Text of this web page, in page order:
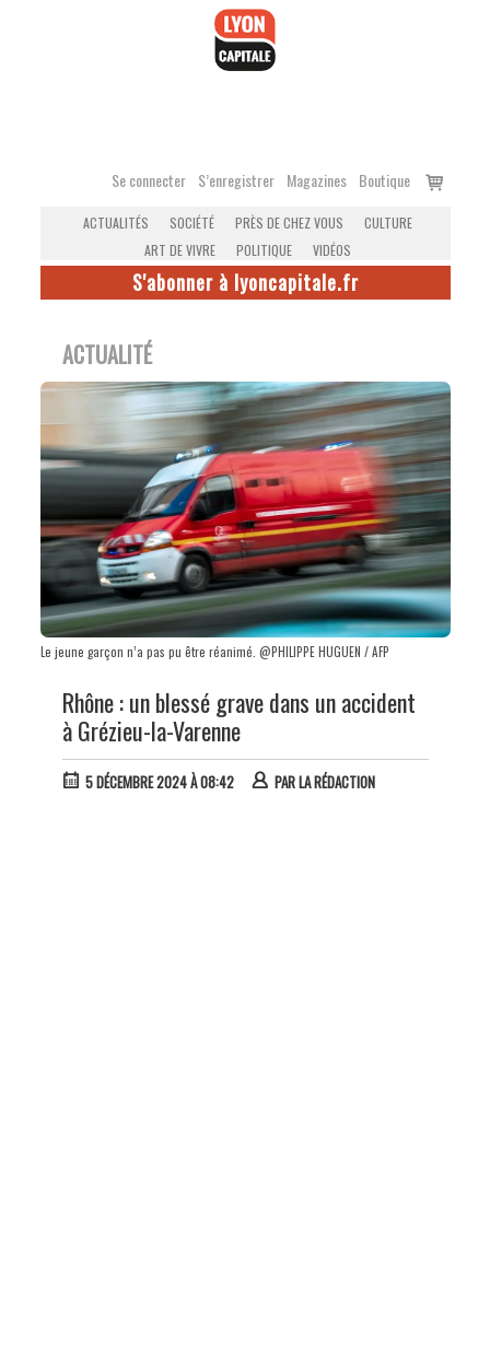
Se connecter S’enregistrer Magazines Boutique
Voir
ACTUALITÉS SOCIÉTÉ PRÈS DE CHEZ VOUS
CULTURE
ART DE VIVRE
POLITIQUE VIDÉOS
S'abonner à lyoncapitale.fr
ACTUALITÉ
Le jeune garçon n’a pas pu être réanimé. @PHILIPPE HUGUEN / AFP
Rhône : un blessé grave dans un accident
à Grézieu-la-Varenne
5 DÉCEMBRE 2024 À 08:42 PARLA RÉDACTION